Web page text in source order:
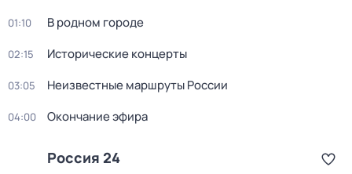
01:10 В родном городе
02:15 Исторические концерты
03:05 Неизвестные маршруты России
04:00 Окончание эфира
Россия 24